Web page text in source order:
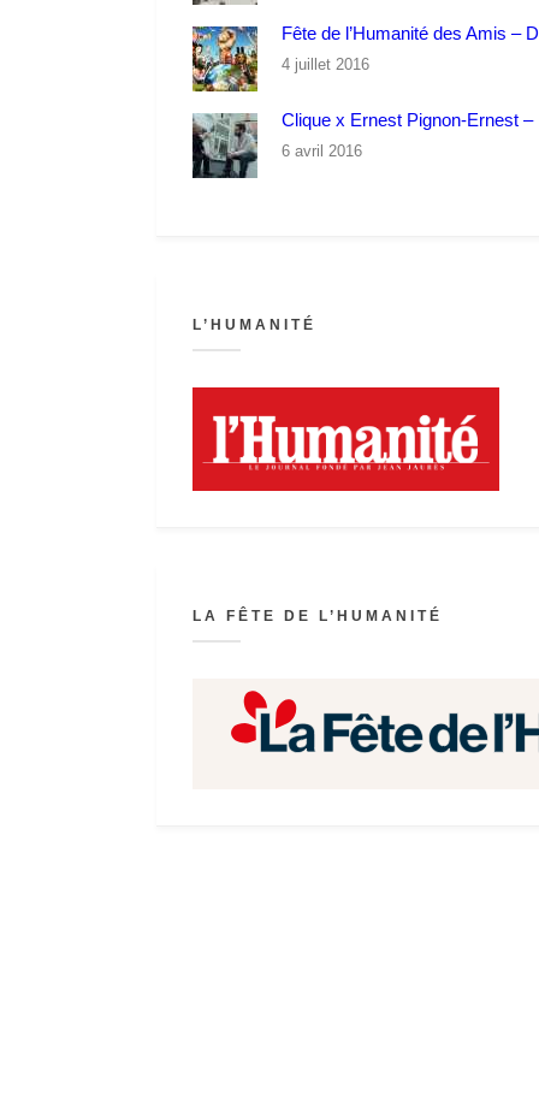
Fête de l’Humanité des Amis –
4 juillet 2016
Clique x Ernest Pignon-Ernest
6 avril 2016
L’HUMANITÉ
LA FÊTE DE L’HUMANITÉ